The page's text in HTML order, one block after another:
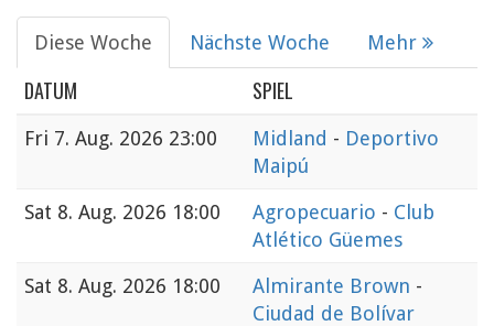
Diese Woche Nächste Woche Mehr
DATUM SPIEL
Fri 7. Aug. 2026 23:00 Midland - Deportivo
Maipú
Sat 8. Aug. 2026 18:00 Agropecuario - Club
Atlético Güemes
Sat 8. Aug. 2026 18:00 Almirante Brown -
Ciudad de Bolívar